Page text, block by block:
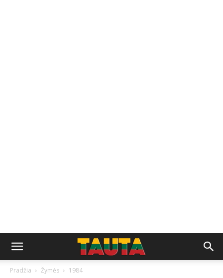
Pradžia Žymės 1984